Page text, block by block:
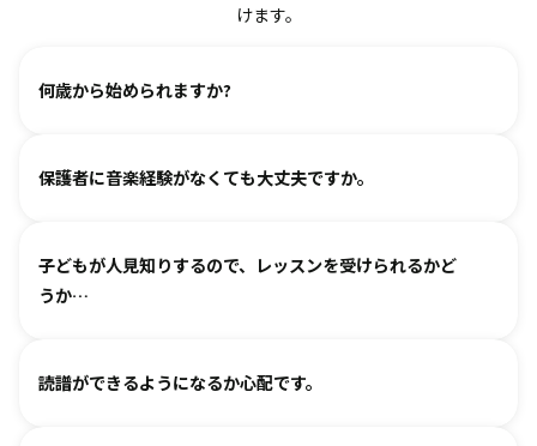
けます。
何歳から始められますか?
ヴァイオリン、ピアノ、フルート、チェロは2、3歳から始め
（楽器のレッスンを始める前の0〜3歳児コースは全国に約15
箇所ございます。）
保護者に音楽経験がなくても大丈夫ですか。
基本は個人レッスンで、一人一人に合わせて指導しておりま
す。楽器に触れるのが初めてのお子様・ご家庭でも基礎から
グループレッスンやイベントなど、楽しくご参加いただける
子どもが人見知りするので、レッスンを受けられるかど
うか…
各指導者がお子様の個性に合わせて、安心して音楽を楽しん
読譜ができるようになるか心配です。